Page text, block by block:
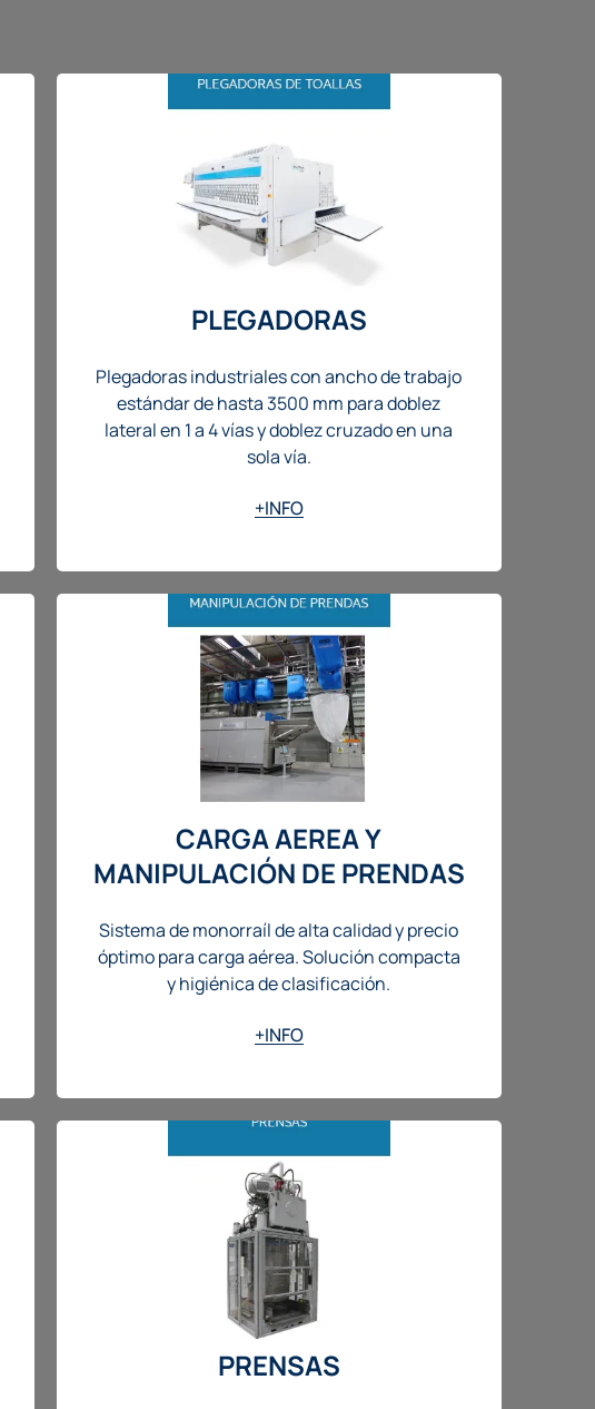
PLEGADORAS
Plegadoras industriales con ancho de trabajo
estándar de hasta 3500 mm para doblez
lateral en 1 a 4 vías y doblez cruzado en una
sola vía.
+INFO
CARGA AEREA Y
MANIPULACIÓN DE PRENDAS
Sistema de monorraíl de alta calidad y precio
óptimo para carga aérea. Solución compacta
y higiénica de clasificación.
+INFO
PRENSAS